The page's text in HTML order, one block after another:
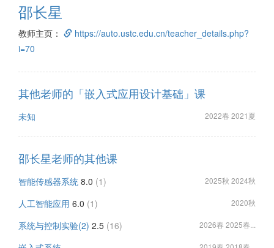
邵长星
教师主页：
https://auto.ustc.edu.cn/teacher_details.php?
i=70
其他老师的「嵌入式应用设计基础」课
未知 2022春 2021夏
邵长星老师的其他课
智能传感器系统 8.0 (1) 2025秋 2024秋
人工智能应用 6.0 (1) 2020秋
系统与控制实验(2) 2.5 (16) 2026春 2025春...